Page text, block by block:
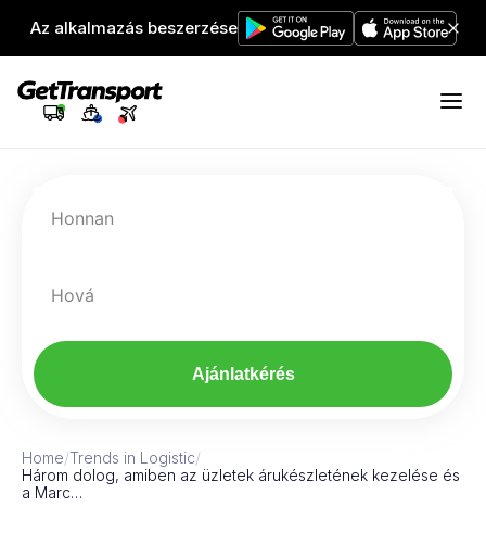
Az alkalmazás beszerzése
Honnan
Hová
Ajánlatkérés
Home/Trends in Logistic/
Három dolog, amiben az üzletek árukészletének kezelése és
a Marc…